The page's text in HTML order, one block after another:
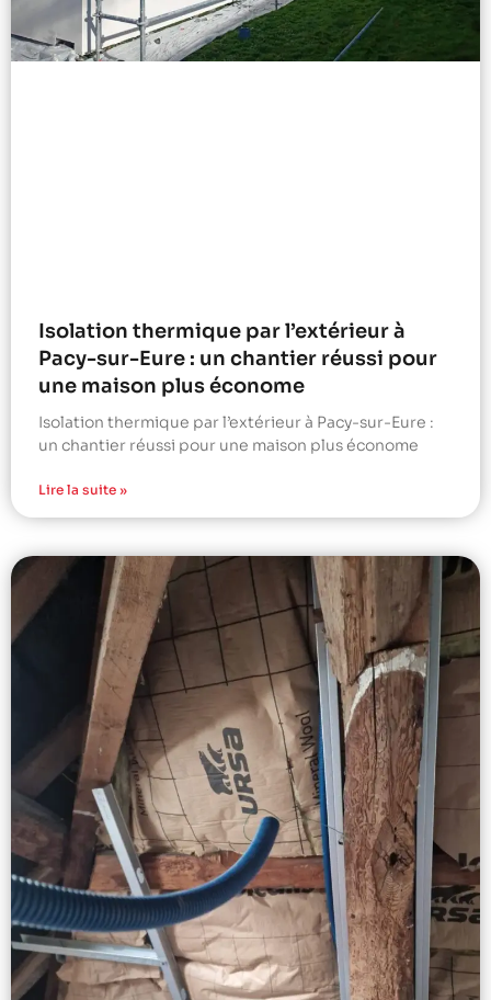
Isolation thermique par l’extérieur à
Pacy-sur-Eure : un chantier réussi pour
une maison plus économe
Isolation thermique par l’extérieur à Pacy-sur-Eure :
un chantier réussi pour une maison plus économe
Lire la suite »